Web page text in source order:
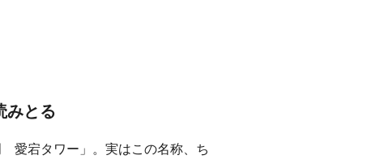
みとる
愛宕タワー」。実はこの名称、ち